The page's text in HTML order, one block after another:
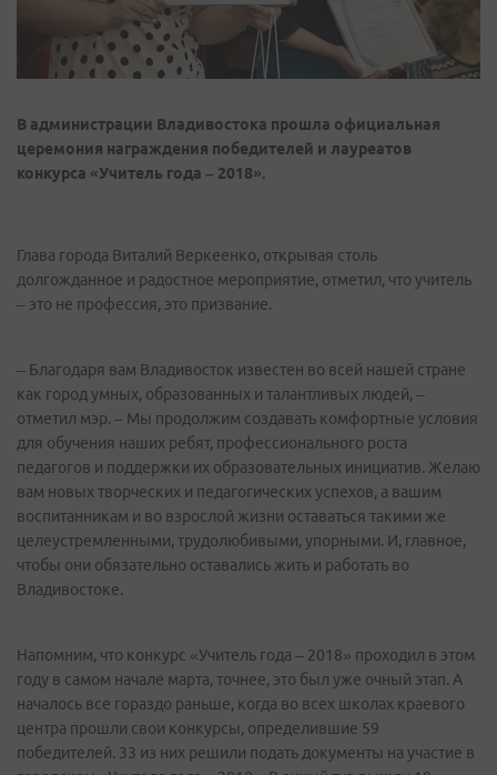
В администрации Владивостока прошла официальная
церемония награждения победителей и лауреатов
конкурса «Учитель года – 2018».
Глава города Виталий Веркеенко, открывая столь
долгожданное и радостное мероприятие, отметил, что учитель
– это не профессия, это призвание.
– Благодаря вам Владивосток известен во всей нашей стране
как город умных, образованных и талантливых людей, –
отметил мэр. – Мы продолжим создавать комфортные условия
для обучения наших ребят, профессионального роста
педагогов и поддержки их образовательных инициатив. Желаю
вам новых творческих и педагогических успехов, а вашим
воспитанникам и во взрослой жизни оставаться такими же
целеустремленными, трудолюбивыми, упорными. И, главное,
чтобы они обязательно оставались жить и работать во
Владивостоке.
Напомним, что конкурс «Учитель года – 2018» проходил в этом
году в самом начале марта, точнее, это был уже очный этап. А
началось все гораздо раньше, когда во всех школах краевого
центра прошли свои конкурсы, определившие 59
победителей. 33 из них решили подать документы на участие в